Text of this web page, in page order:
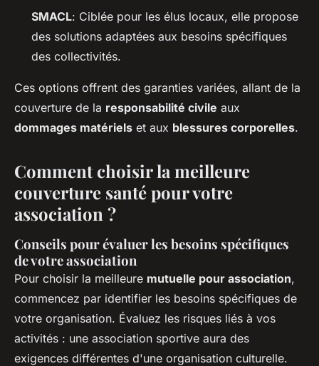
SMACL: Ciblée pour les élus locaux, elle propose
des solutions adaptées aux besoins spécifiques
des collectivités.
Ces options offrent des garanties variées, allant de la
couverture de la responsabilité civile aux
dommages matériels et aux blessures corporelles.
Comment choisir la meilleure
couverture santé pour votre
association ?
Conseils pour évaluer les besoins spécifiques
de votre association
Pour choisir la meilleure mutuelle pour association,
commencez par identifier les besoins spécifiques de
votre organisation. Évaluez les risques liés à vos
activités : une association sportive aura des
exigences différentes d'une organisation culturelle.